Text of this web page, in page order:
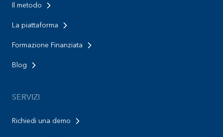
Il metodo
La piattaforma
Formazione Finanziata
Blog
SERVIZI
Richiedi una demo